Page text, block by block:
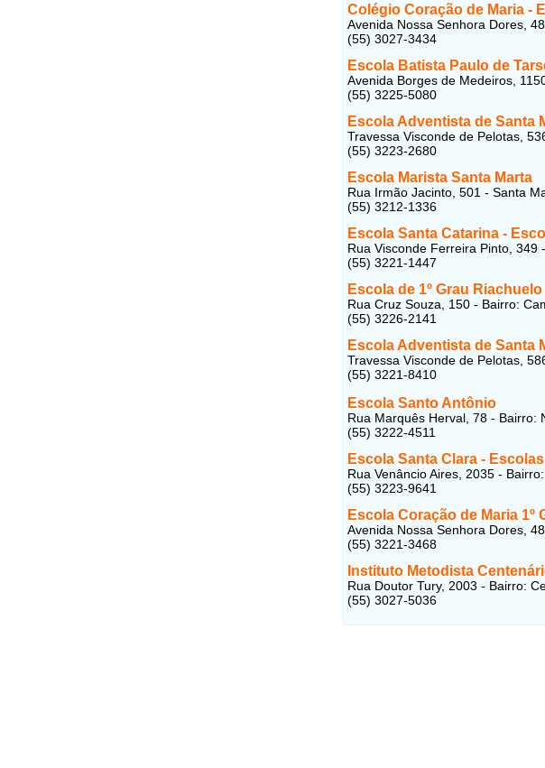
Colégio Coração de Maria -
Avenida Nossa Senhora Dores,
(55) 3027-3434
Escola Batista Paulo de
Avenida Borges de Medeiros,
(55) 3225-5080
Escola Adventista de Santa
Travessa Visconde de Pelotas,
(55) 3223-2680
Escola Marista Santa Marta
Rua Irmão Jacinto, 501 - Santa
(55) 3212-1336
Escola Santa Catarina -
Rua Visconde Ferreira Pinto,
(55) 3221-1447
Escola de 1º Grau Riachuelo
Rua Cruz Souza, 150 - Bairro:
(55) 3226-2141
Escola Adventista de Santa
Travessa Visconde de Pelotas,
(55) 3221-8410
Escola Santo Antônio
Rua Marquês Herval, 78 - Bairro:
(55) 3222-4511
Escola Santa Clara -
Rua Venâncio Aires, 2035 -
(55) 3223-9641
Escola Coração de Maria 1º
Avenida Nossa Senhora Dores,
(55) 3221-3468
Instituto Metodista
Rua Doutor Tury, 2003 - Bairro:
(55) 3027-5036